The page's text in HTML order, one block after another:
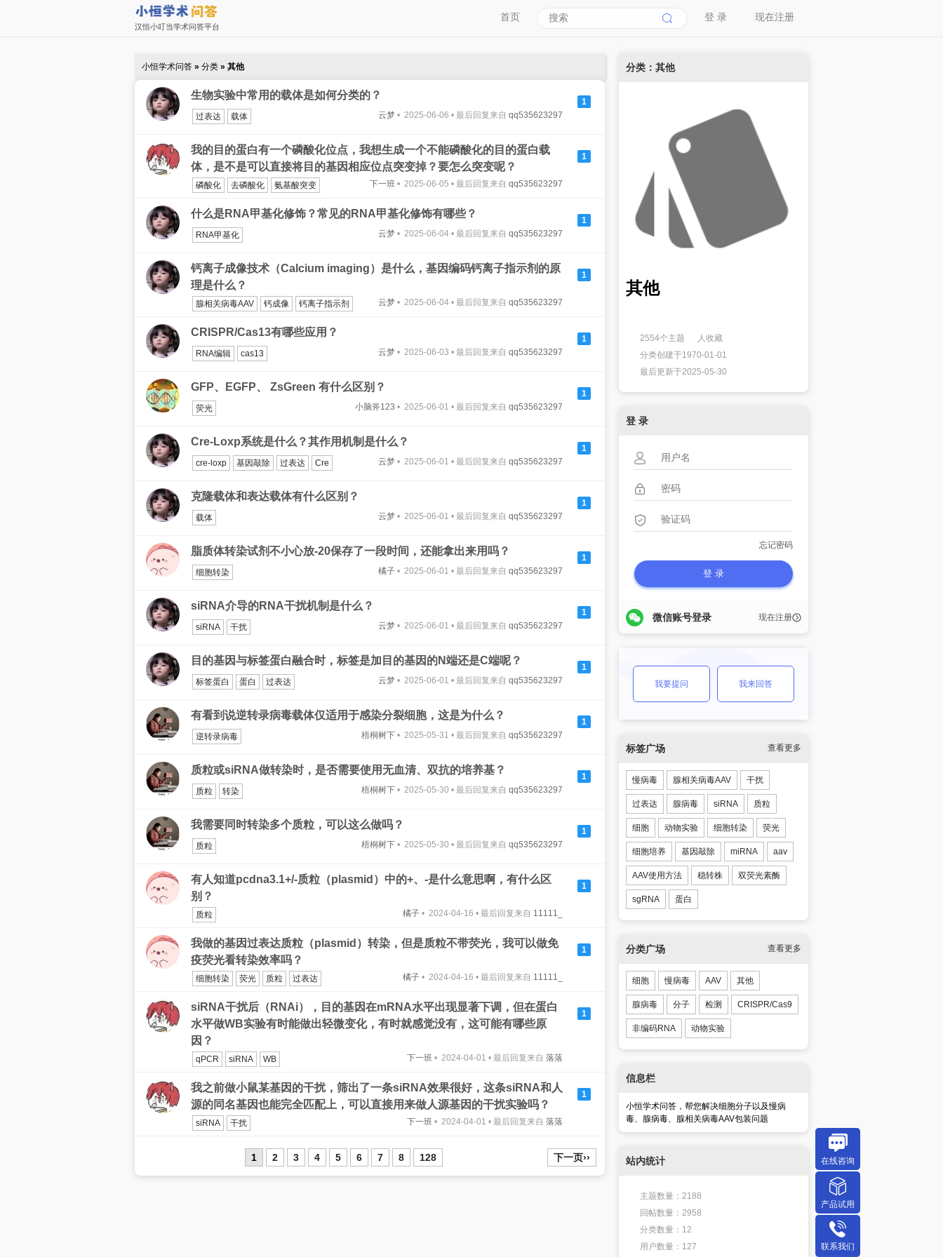
汉恒小叮当学术问答平台
现在注册
登 录
首页
小恒学术问答 » 分类 » 其他
生物实验中常用的载体是如何分类的？
过表达 载体 云梦 • 2025-06-06 • 最后回复来自 qq535623297
1
我的目的蛋白有一个磷酸化位点，我想生成一个不能磷酸化的目的蛋白载
体，是不是可以直接将目的基因相应位点突变掉？要怎么突变呢？
磷酸化 去磷酸化 氨基酸突变 下一班 • 2025-06-05 • 最后回复来自 qq535623297
1
什么是RNA甲基化修饰？常见的RNA甲基化修饰有哪些？
RNA甲基化 云梦 • 2025-06-04 • 最后回复来自 qq535623297
1
钙离子成像技术（Calcium imaging）是什么，基因编码钙离子指示剂的原
理是什么？
腺相关病毒AAV 钙成像 钙离子指示剂 云梦 • 2025-06-04 • 最后回复来自 qq535623297
1
CRISPR/Cas13有哪些应用？
RNA编辑 cas13 云梦 • 2025-06-03 • 最后回复来自 qq535623297
1
GFP、EGFP、 ZsGreen 有什么区别？
荧光 小脑斧123 • 2025-06-01 • 最后回复来自 qq535623297
1
Cre-Loxp系统是什么？其作用机制是什么？
cre-loxp 基因敲除 过表达 Cre 云梦 • 2025-06-01 • 最后回复来自 qq535623297
1
克隆载体和表达载体有什么区别？
载体 云梦 • 2025-06-01 • 最后回复来自 qq535623297
1
脂质体转染试剂不小心放-20保存了一段时间，还能拿出来用吗？
细胞转染 橘子 • 2025-06-01 • 最后回复来自 qq535623297
1
siRNA介导的RNA干扰机制是什么？
siRNA 干扰 云梦 • 2025-06-01 • 最后回复来自 qq535623297
1
目的基因与标签蛋白融合时，标签是加目的基因的N端还是C端呢？
标签蛋白 蛋白 过表达 云梦 • 2025-06-01 • 最后回复来自 qq535623297
1
有看到说逆转录病毒载体仅适用于感染分裂细胞，这是为什么？
逆转录病毒 梧桐树下 • 2025-05-31 • 最后回复来自 qq535623297
1
质粒或siRNA做转染时，是否需要使用无血清、双抗的培养基？
质粒 转染 梧桐树下 • 2025-05-30 • 最后回复来自 qq535623297
1
我需要同时转染多个质粒，可以这么做吗？
质粒 梧桐树下 • 2025-05-30 • 最后回复来自 qq535623297
1
有人知道pcdna3.1+/-质粒（plasmid）中的+、-是什么意思啊，有什么区
别？
质粒 橘子 • 2024-04-16 • 最后回复来自 11111_
1
我做的基因过表达质粒（plasmid）转染，但是质粒不带荧光，我可以做免
疫荧光看转染效率吗？
细胞转染 荧光 质粒 过表达 橘子 • 2024-04-16 • 最后回复来自 11111_
1
siRNA干扰后（RNAi），目的基因在mRNA水平出现显著下调，但在蛋白
水平做WB实验有时能做出轻微变化，有时就感觉没有，这可能有哪些原
因？
qPCR siRNA WB 下一班 • 2024-04-01 • 最后回复来自 落落
1
我之前做小鼠某基因的干扰，筛出了一条siRNA效果很好，这条siRNA和人
源的同名基因也能完全匹配上，可以直接用来做人源基因的干扰实验吗？
siRNA 干扰 下一班 • 2024-04-01 • 最后回复来自 落落
1
1 2 3 4 5 6 7 8 128 下一页››
分类：其他
其他
2554个主题 人收藏
分类创建于1970-01-01
最后更新于2025-05-30
登 录
忘记密码
微信账号登录 现在注册
我要提问 我来回答
标签广场 查看更多
慢病毒 腺相关病毒AAV 干扰
过表达 腺病毒 siRNA 质粒
细胞 动物实验 细胞转染 荧光
细胞培养 基因敲除 miRNA aav
AAV使用方法 稳转株 双荧光素酶
sgRNA 蛋白
分类广场 查看更多
细胞 慢病毒 AAV 其他
腺病毒 分子 检测 CRISPR/Cas9
非编码RNA 动物实验
信息栏
小恒学术问答，帮您解决细胞分子以及慢病
毒、腺病毒、腺相关病毒AAV包装问题
站内统计
主题数量：2188
回帖数量：2958
分类数量：12
用户数量：127
在线咨询
产品试用
联系我们